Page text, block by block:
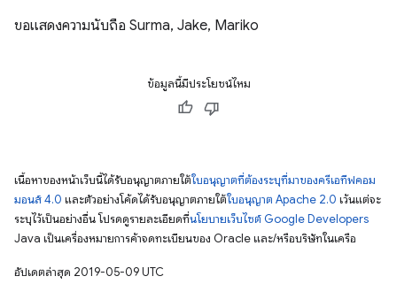
ขอแสดงความนับถือ Surma, Jake, Mariko
ข้อมูลนี้มีประโยชน์ไหม
เนื้อหาของหน้าเว็บนี้ได้รับอนุญาตภายใต้ใบอนุญาตที่ต้องระบุที่มาของครีเอทีฟคอม
มอนส์ 4.0 และตัวอย่างโค้ดได้รับอนุญาตภายใต้ใบอนุญาต Apache 2.0 เว้นแต่จะ
ระบุไว้เป็นอย่างอื่น โปรดดูรายละเอียดที่นโยบายเว็บไซต์ Google Developers
Java เป็นเครื่องหมายการค้าจดทะเบียนของ Oracle และ/หรือบริษัทในเครือ
อัปเดตล่าสุด 2019-05-09 UTC